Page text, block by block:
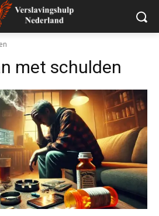
met schulden